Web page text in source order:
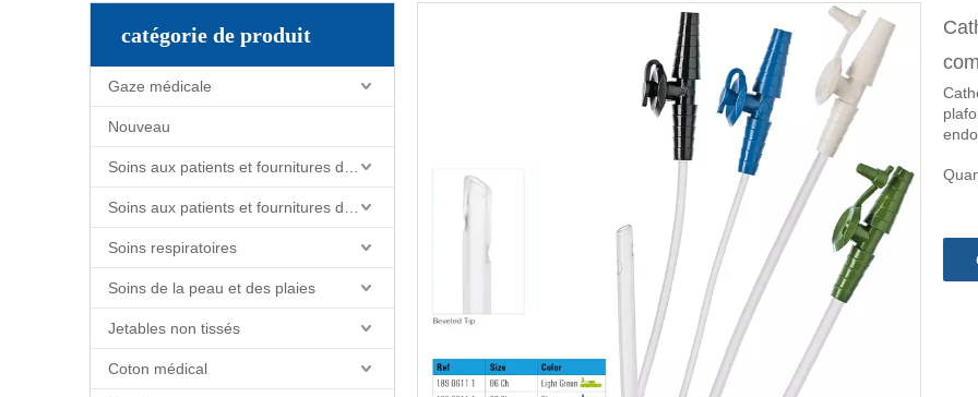
catégorie de produit
Gaze médicale
Nouveau
Soins respiratoires
Soins de la peau et des plaies
Jetables non tissés
Coton médical